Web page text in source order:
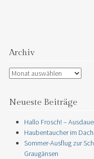
Archiv
Archiv
Neueste Beiträge
Hallo Frosch! –
Haubentaucher im
Sommer-Ausflug zur
Graugänsen